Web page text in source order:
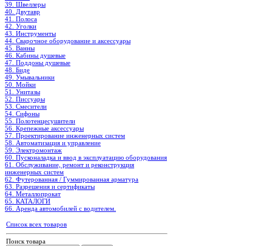
39. Швеллеры
40. Двутавр
41. Полоса
42. Уголки
43. Инструменты
44. Сварочное оборудование и аксессуары
45. Ванны
46. Кабины душевые
47. Поддоны душевые
48. Биде
49. Умывальники
50. Мойки
51. Унитазы
52. Писсуары
53. Смесители
54. Сифоны
55. Полотенцесушители
56. Крепежные аксессуары
57. Проектирование инженерных систем
58. Автоматизация и управление
59. Электромонтаж
60. Пусконаладка и ввод в эксплуатацию оборудования
61. Обслуживание, ремонт и реконструкция
инженерных систем
62. Футерованная / Гуммированная арматура
63. Разрешения и сертификаты
64. Металлопрокат
65. КАТАЛОГИ
66. Аренда автомобилей с водителем.
Список всех товаров
Поиск товара